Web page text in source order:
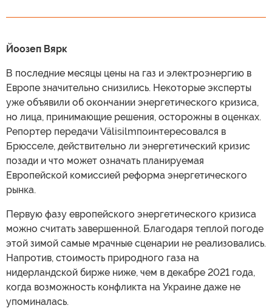
Йоозеп Вярк
В последние месяцы цены на газ и электроэнергию в
Европе значительно снизились. Некоторые эксперты
уже объявили об окончании энергетического кризиса,
но лица, принимающие решения, осторожны в оценках.
Репортер передачи Välisilmпоинтересовался в
Брюсселе, действительно ли энергетический кризис
позади и что может означать планируемая
Европейской комиссией реформа энергетического
рынка.
Первую фазу европейского энергетического кризиса
можно считать завершенной. Благодаря теплой погоде
этой зимой самые мрачные сценарии не реализовались.
Напротив, стоимость природного газа на
нидерландской бирже ниже, чем в декабре 2021 года,
когда возможность конфликта на Украине даже не
упоминалась.